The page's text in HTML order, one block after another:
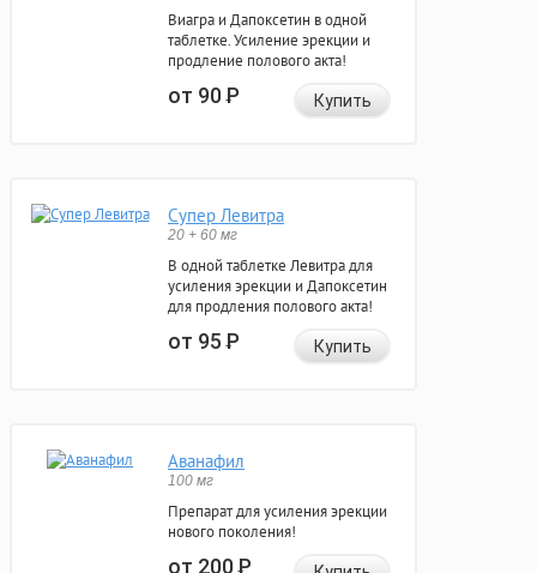
Виагра и Дапоксетин в одной
таблетке. Усиление эрекции и
продление полового акта!
от 90Р Купить
Супер Левитра
20 + 60 мг
В одной таблетке Левитра для
усиления эрекции и Дапоксетин
для продления полового акта!
от 95Р Купить
Аванафил
100 мг
Препарат для усиления эрекции
нового поколения!
от 200Р